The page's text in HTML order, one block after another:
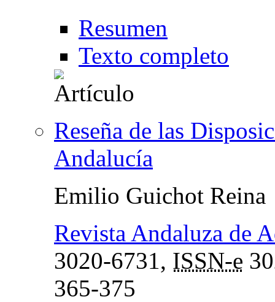
Resumen
Texto completo
Reseña de las
Andalucía
Emilio Guichot Reina
Revista Andaluza de
3020-6731, ISSN-e
365-375